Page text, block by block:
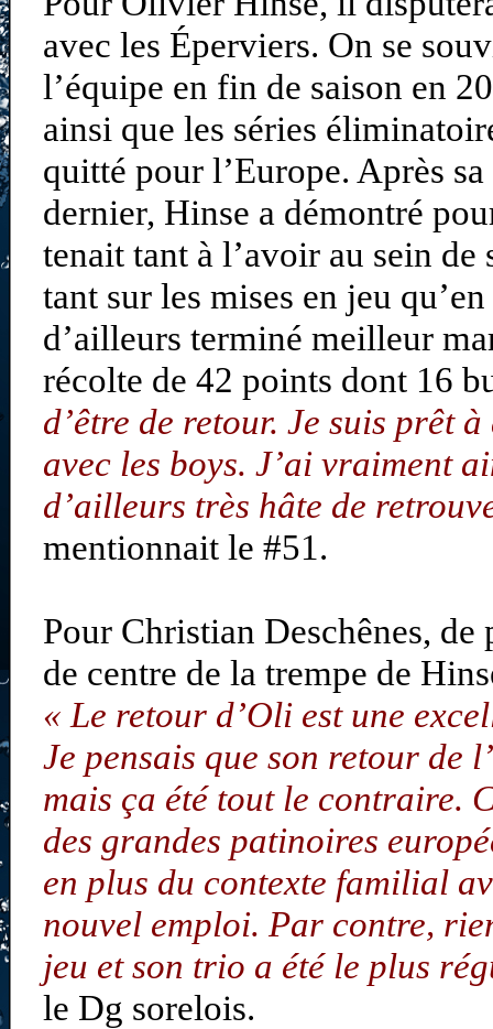
avec les Éperviers. On se
l’équipe en fin de saison en
ainsi que les séries
quitté pour l’Europe. Après
dernier, Hinse a démontré
tenait tant à l’avoir au sein
tant sur les mises en jeu
d’ailleurs terminé meilleur
récolte de 42 points dont 16
d’être de retour. Je suis prêt
avec les boys. J’ai vraiment
d’ailleurs très hâte de
mentionnait le #51.
Pour Christian Deschênes,
de centre de la trempe de
« Le retour d’Oli est une
Je pensais que son retour de
mais ça été tout le contraire.
des grandes patinoires
en plus du contexte familial
nouvel emploi. Par contre,
jeu et son trio a été le plus
le Dg sorelois.